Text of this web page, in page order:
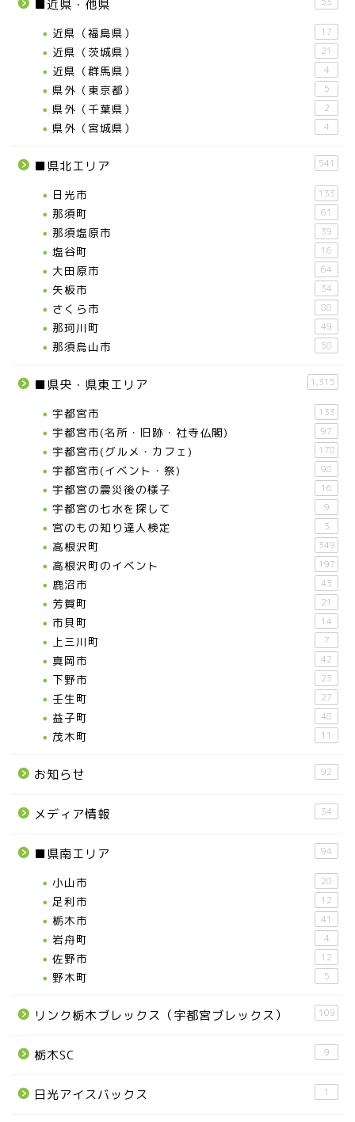
■近県・他県
近県（福島県） 17
近県（茨城県） 21
近県（群馬県） 4
県外（東京都） 5
県外（千葉県） 2
県外（宮城県） 4
■県北エリア 541
日光市 133
那須町 61
那須塩原市 39
塩谷町 16
大田原市 64
矢板市 34
さくら市 88
那珂川町 49
那須烏山市 58
■県央・県東エリア 1,315
宇都宮市 133
宇都宮市(名所・旧跡・社寺仏閣) 97
宇都宮市(グルメ・カフェ) 178
宇都宮市(イベント・祭) 98
宇都宮の震災後の様子 16
宇都宮の七水を探して 9
宮のもの知り達人検定 3
高根沢町 349
高根沢町のイベント 197
鹿沼市 43
芳賀町 21
市貝町 14
上三川町 7
真岡市 42
下野市 23
壬生町 27
益子町 48
茂木町 11
お知らせ 92
メディア情報 34
■県南エリア 94
小山市 20
足利市 12
栃木市 41
岩舟町 4
佐野市 12
野木町 5
リンク栃木ブレックス（宇都宮ブレックス） 109
栃木SC 9
日光アイスバックス 1